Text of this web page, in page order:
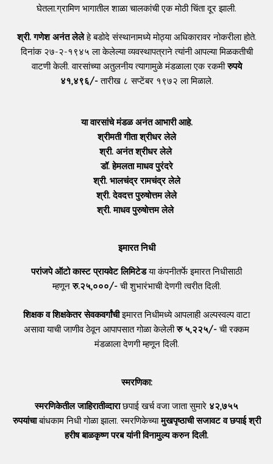
घेतला.ग्रामिण भागातील शाळा चालकांची एक मोठी चिंता दूर झाली.
श्री. गणेश अनंत लेलेहे बडोदे संस्थानामध्ये मोठ्या अधिकारावर नोकरीला होते.
दिनांक २७-२-१९४५ ला केलेल्या व्यवस्थापत्राने त्यांनी आपल्या मिळकतीची
वाटणी केली. वारसांच्या अतुलनीय त्यागामुळे मंडळाला एक रकमीरुपये
४१,४९६/-तारीख ८ सप्टेंबर १९७२ ला मिळाले.
या वारसांचे मंडळ अनंत आभारी आहे.
श्रीमती गीता श्रीधर लेले
श्री. अनंत श्रीधर लेले
डॉ. हेमलता माधव पुरंदरे
श्री. भालचंद्र रामचंद्र लेले
श्री. देवदत्त पुरुषोत्तम लेले
श्री. माधव पुरुषोत्तम लेले
इमारत निधी
परांजपे ऑटो कास्ट प्रायवेट लिमिटेडया कंपनीतर्फे इमारत निधीसाठी
म्हणूनरु.२५,०००/-ची शुभारंभाची देणगी त्वरीत दिली.
शिक्षक व शिक्षकेतर सेवकवर्गांचीइमारत निधीमध्ये आपलाही अल्पस्वल्प वाटा
असावा याची जाणीव ठेवून आपापसात गोळा केलेलीरु ५,२२५/-ची रक्कम
मंडळाला देणगी म्हणून दिली.
स्मरणिका:
स्मरणिकेतील जाहिरातीव्दाराछपाई खर्च वजा जाता सुमारे ४२,७५५
रुपयांचाबांधकाम निधी गोळा झाला. स्मरणिकेच्यामुखपृष्ठाची सजावट व छपाई श्री
हरीष बाळकृष्ण परब यांनी विनामुल्य करुन दिली.